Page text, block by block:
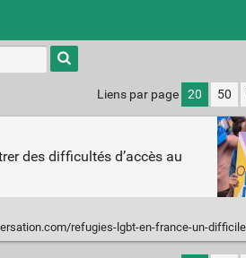
Type 1 or
more
characters
results.
Liens par page 20 50
des difficultés d’accès au
refugies-lgbt-en-france-un-difficile-acces-a-la-protection-